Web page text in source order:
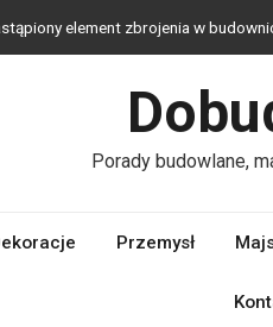
element zbrojenia w
alternatywa dla tradycyjnych
zabaw do ogrodu – stwórz
Porady budowlane,
Przemysł